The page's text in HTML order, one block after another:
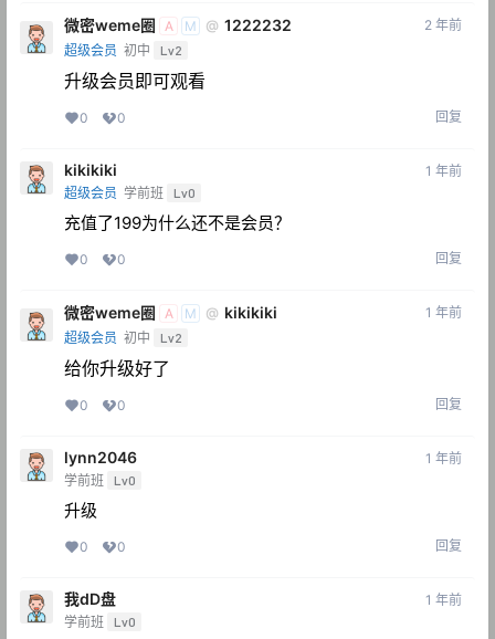
微密weme圈 A M @ 1222232
超级会员 初中 Lv2
2 年前
升级会员即可观看
0 0 回复
kikikiki
超级会员 学前班 Lv0
1 年前
充值了199为什么还不是会员？
0 0 回复
微密weme圈 A M @ kikikiki
超级会员 初中 Lv2
1 年前
给你升级好了
0 0 回复
lynn2046
学前班 Lv0
1 年前
升级
0 0 回复
我dD盘
学前班 Lv0
1 年前